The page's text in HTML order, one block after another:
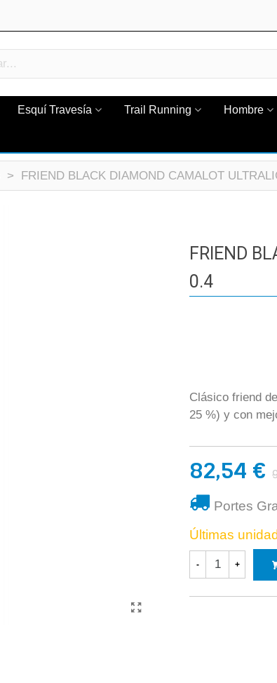
Esquí Travesía Trail Running Hombre
> FRIEND BLACK DIAMOND CAMALOT
FRIEND
0.4
Clásico friend
25 %) y con
82,54 €
Portes
Últimas
- +